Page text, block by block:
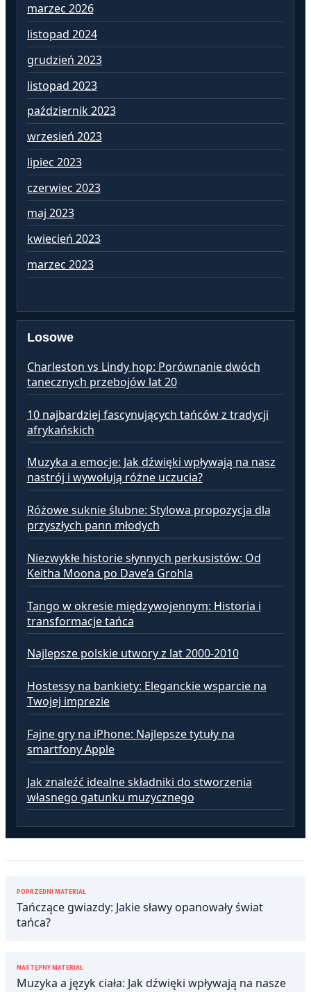
marzec 2026
listopad 2024
grudzień 2023
listopad 2023
październik 2023
wrzesień 2023
lipiec 2023
czerwiec 2023
maj 2023
kwiecień 2023
marzec 2023
Losowe
Charleston vs Lindy hop: Porównanie dwóch
tanecznych przebojów lat 20
10 najbardziej fascynujących tańców z tradycji
afrykańskich
Muzyka a emocje: Jak dźwięki wpływają na nasz
nastrój i wywołują różne uczucia?
Różowe suknie ślubne: Stylowa propozycja dla
przyszłych pann młodych
Niezwykłe historie słynnych perkusistów: Od
Keitha Moona po Dave’a Grohla
Tango w okresie międzywojennym: Historia i
transformacje tańca
Najlepsze polskie utwory z lat 2000-2010
Hostessy na bankiety: Eleganckie wsparcie na
Twojej imprezie
Fajne gry na iPhone: Najlepsze tytuły na
smartfony Apple
Jak znaleźć idealne składniki do stworzenia
własnego gatunku muzycznego
Nawigacja
wpisu
POPRZEDNI MATERIAŁ
Tańczące gwiazdy: Jakie sławy opanowały świat
tańca?
NASTĘPNY MATERIAŁ
Muzyka a język ciała: Jak dźwięki wpływają na nasze